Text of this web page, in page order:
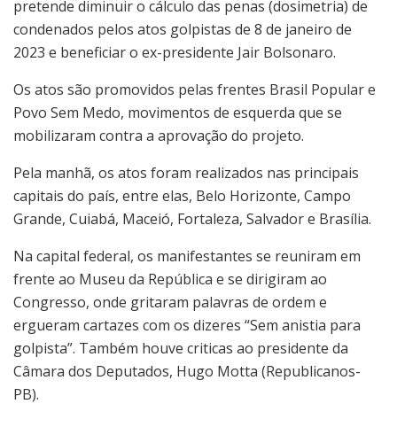
pretende diminuir o cálculo das penas (dosimetria) de
condenados pelos atos golpistas de 8 de janeiro de
2023 e beneficiar o ex-presidente Jair Bolsonaro.
Os atos são promovidos pelas frentes Brasil Popular e
Povo Sem Medo, movimentos de esquerda que se
mobilizaram contra a aprovação do projeto.
Pela manhã, os atos foram realizados nas principais
capitais do país, entre elas, Belo Horizonte, Campo
Grande, Cuiabá, Maceió, Fortaleza, Salvador e Brasília.
Na capital federal, os manifestantes se reuniram em
frente ao Museu da República e se dirigiram ao
Congresso, onde gritaram palavras de ordem e
ergueram cartazes com os dizeres “Sem anistia para
golpista”. Também houve criticas ao presidente da
Câmara dos Deputados, Hugo Motta (Republicanos-
PB).